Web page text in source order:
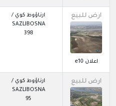
ارض للبيع
اعلان e10
ارناؤوط كوي /
SAZLIBOSNA
398
ارض للبيع
ارناؤوط كوي /
SAZLIBOSNA
95